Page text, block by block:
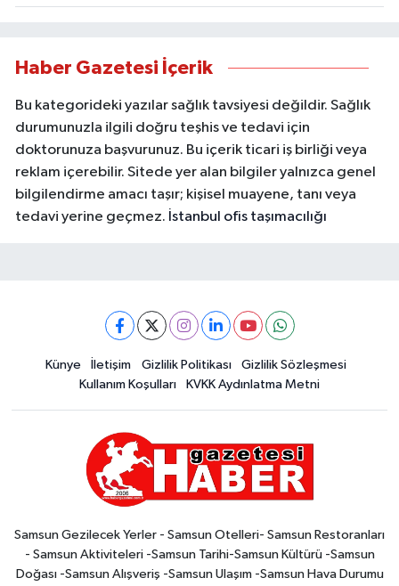
Haber Gazetesi İçerik
Bu kategorideki yazılar sağlık tavsiyesi değildir. Sağlık
durumunuzla ilgili doğru teşhis ve tedavi için
doktorunuza başvurunuz. Bu içerik ticari iş birliği veya
reklam içerebilir. Sitede yer alan bilgiler yalnızca genel
bilgilendirme amacı taşır; kişisel muayene, tanı veya
tedavi yerine geçmez. İstanbul ofis taşımacılığı
Künye İletişim Gizlilik Politikası
Gizlilik Sözleşmesi
Kullanım Koşulları
KVKK Aydınlatma Metni
Samsun Gezilecek Yerler - Samsun Otelleri- Samsun Restoranları
- Samsun Aktiviteleri -Samsun Tarihi-Samsun Kültürü -Samsun
Doğası -Samsun Alışveriş -Samsun Ulaşım -Samsun Hava Durumu